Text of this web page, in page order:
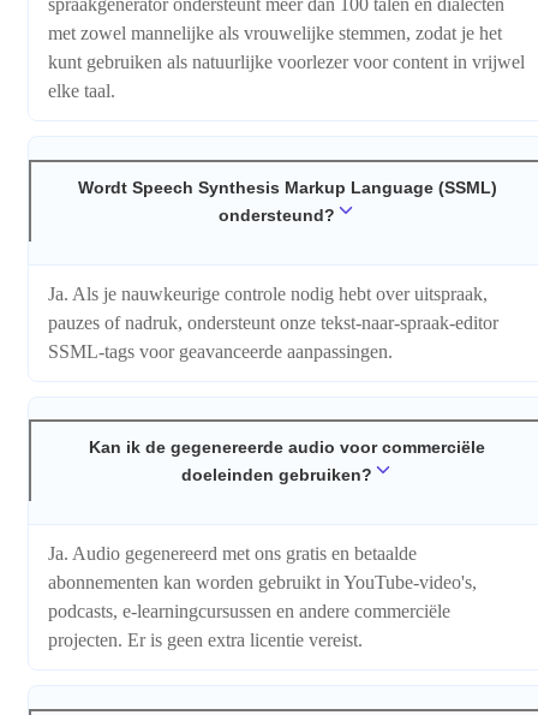
spraakgenerator ondersteunt meer dan 100 talen en dialecten
met zowel mannelijke als vrouwelijke stemmen, zodat je het
kunt gebruiken als natuurlijke voorlezer voor content in vrijwel
elke taal.
Wordt Speech Synthesis Markup Language (SSML)
ondersteund?
Ja. Als je nauwkeurige controle nodig hebt over uitspraak,
pauzes of nadruk, ondersteunt onze tekst-naar-spraak-editor
SSML-tags voor geavanceerde aanpassingen.
Kan ik de gegenereerde audio voor commerciële
doeleinden gebruiken?
Ja. Audio gegenereerd met ons gratis en betaalde
abonnementen kan worden gebruikt in YouTube-video's,
podcasts, e-learningcursussen en andere commerciële
projecten. Er is geen extra licentie vereist.